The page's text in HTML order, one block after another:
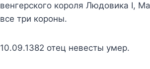
венгерского короля Людовика I,
все три короны.
10.09.1382 отец невесты умер.